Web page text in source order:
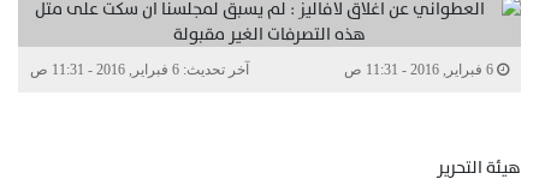
آخر تحديث: 6 فبراير, 2016 - 11:31 ص
هيئة التحرير